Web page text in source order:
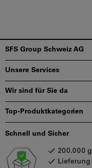
Fußzeile
SFS Group Schweiz AG
Unsere Services
Wir sind für Sie da
Top-Produktkategorien
Schnell und Sicher
200.000